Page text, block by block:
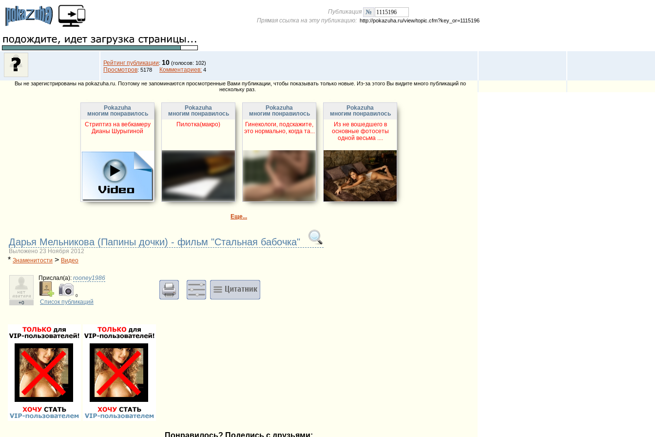
Публикация
Прямая ссылка на эту публикацию: http://pokazuha.ru/view/topic.cfm?key_or=1115196
Рейтинг публикации: 10 (голосов: 102)
Просмотров: 5178 Комментариев: 4
Вы не зарегистрированы на pokazuha.ru. Поэтому не запоминаются просмотренные Вами публикации, чтобы показывать только новые. Из-за этого Вы видите много публикаций по
нескольку раз.
Pokazuha
многим понравилось
Стриптиз на вебкамеру
Дианы Шурыгиной
Pokazuha
многим понравилось
Пилотка(макро)
Pokazuha
многим понравилось
Гинекологи, подскажите,
это нормально, когда та...
Pokazuha
многим понравилось
Из не вошедшего в
основные фотосеты
одной весьма ....
Еще...
Дарья Мельникова (Папины дочки) - фильм "Стальная бабочка"
Выложено 23 Ноября 2012
* Знаменитости > Видео
+0
Прислал(a): rooney1986
0
Список публикаций
Понравилось? Поделись с друзьями: